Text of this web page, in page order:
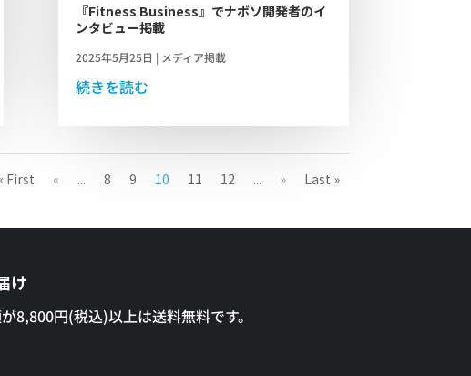
『Fitness Business』でナボソ開発者のイ
ンタビュー掲載
2025年5月25日 | メディア掲載
続きを読む
First « ... 8 9 10 11 12 ... » Last »
け
8,800円(税込)以上は送料無料です。